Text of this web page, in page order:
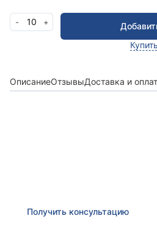
- 10 +
ОписаниеОтзывыДоставка и
Получить консультацию